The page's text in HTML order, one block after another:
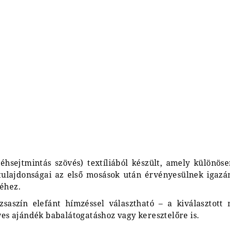
szövés) textíliából készült, amely
az első mosások után érvényesülnek
elefánt hímzéssel választható – a
ajándék babalátogatáshoz vagy keresztelőre is.